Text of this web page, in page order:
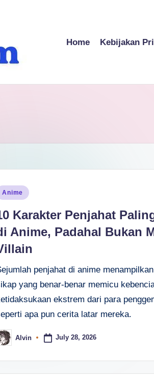
Home Kebijakan
Anime
Karakter Penjahat
Anime, Padahal Bukan
penjahat di anime
yang benar-benar memicu
ekstrem dari para
apa pun cerita latar mereka.
Alvin July 28, 2026